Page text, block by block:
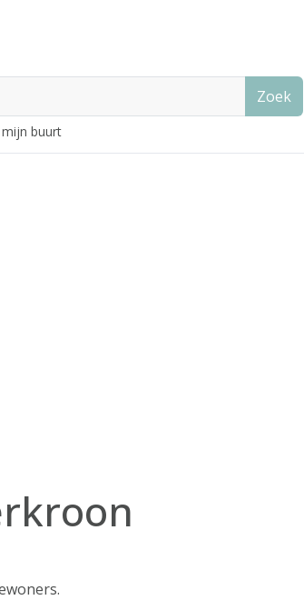
Zoek
buurt